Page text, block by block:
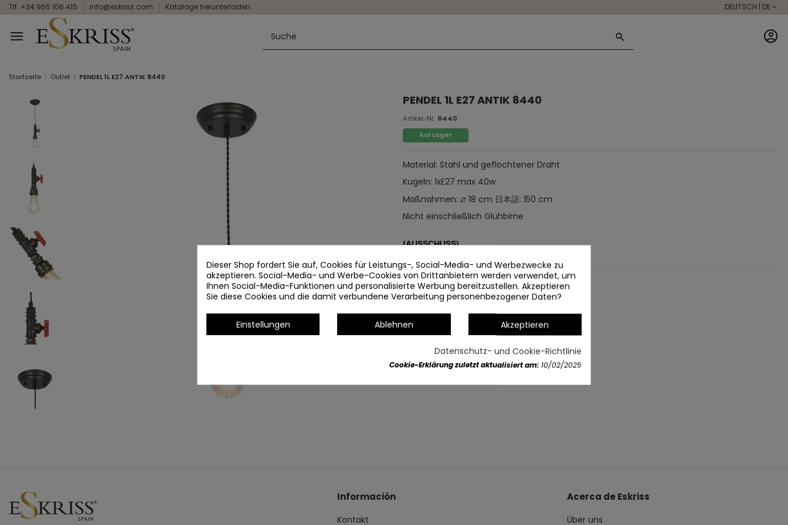
Tlf. +34 965 106 415 info@eskriss.com Kataloge herunterladen DEUTSCH | DE
Startseite Outlet PENDEL 1L E27 ANTIK 8440
PENDEL 1L E27 ANTIK 8440
Artikel-Nr. 8440
Auf Lager
Material: Stahl und geflochtener Draht
Kugeln: 1xE27 max 40w.
Maßnahmen:
18 cm 日本語: 150 cm
Nicht einschließlich Glühbirne
(AUSSCHUSS)
Artikeldetails
Información
Kontakt
Acerca de Eskriss
Über uns
Dieser Shop fordert Sie auf, Cookies für Leistungs-, Social-Media- und Werbezwecke zu
akzeptieren. Social-Media- und Werbe-Cookies von Drittanbietern werden verwendet, um
Ihnen Social-Media-Funktionen und personalisierte Werbung bereitzustellen. Akzeptieren
Sie diese Cookies und die damit verbundene Verarbeitung personenbezogener Daten?
Einstellungen Ablehnen Akzeptieren
Datenschutz- und Cookie-Richtlinie
Cookie-Erklärung zuletzt aktualisiert am: 10/02/2025